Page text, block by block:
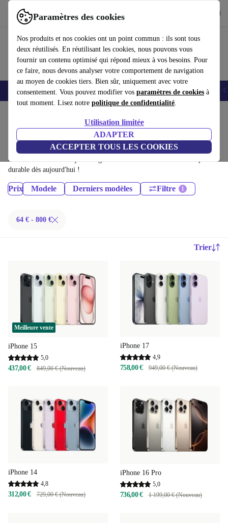
Paramètres des cookies
Nos produits et nos cookies ont un point commun : ils sont tous
deux réutilisés. En réutilisant les cookies, nous pouvons vous
fournir un contenu optimisé qui répond mieux à vos besoins. Pour
ce faire, nous devons analyser votre comportement de navigation
au moyen de cookies tiers. Bien sûr, uniquement avec votre
consentement. Vous pouvez modifier vos paramètres de cookies à
tout moment. Lisez notre politique de confidentialité.
Utilisation limitée
ADAPTER
ACCEPTER TOUS LES COOKIES
Utilisez refurbed rapidement et facilement
Smartphones Laptops Tablettes Montres connectées Accessoires
iPhones:
iPhones certifiés reconditionnés à moins de 800€ – économisez jusqu'à
40 %. Retours sous 30 jours et garantie de 12 mois. Achetez de façon
durable dès aujourd'hui !
Prix Modele Derniers modèles Filtre
64 € - 800 €
Trier
Meilleure vente
iPhone 15
5,0
437,00 € 849,00 € (Nouveau)
iPhone 17
4,9
758,00 € 949,00 € (Nouveau)
iPhone 14
4,8
312,00 € 729,00 € (Nouveau)
iPhone 16 Pro
5,0
736,00 € 1 199,00 € (Nouveau)